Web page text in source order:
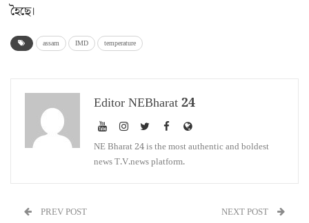
হৈছে।
assam IMD temperature
Editor NEBharat 24
NE Bharat 24 is the most authentic and boldest
news T.V.news platform.
PREV POST NEXT POST